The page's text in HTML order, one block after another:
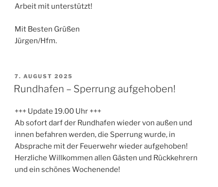
Arbeit mit unterstützt!
Mit Besten Grüßen
Jürgen/Hfm.
VERÖFFENTLICHT
AM
7. AUGUST 2025
Rundhafen – Sperrung aufgehoben!
+++ Update 19.00 Uhr +++
Ab sofort darf der Rundhafen wieder von außen und
innen befahren werden, die Sperrung wurde, in
Absprache mit der Feuerwehr wieder aufgehoben!
Herzliche Willkommen allen Gästen und Rückkehrern
und ein schönes Wochenende!